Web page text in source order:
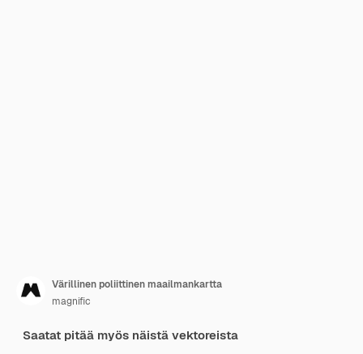
Värillinen poliittinen maailmankartta
magnific
Saatat pitää myös näistä vektoreista